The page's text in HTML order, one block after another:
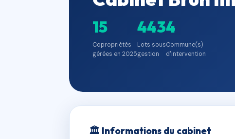
15
Copropriétés
gérées en 2025
443
Lots sous
gestion
4
Commune(s)
d'intervention
🏛 Informations du cabinet